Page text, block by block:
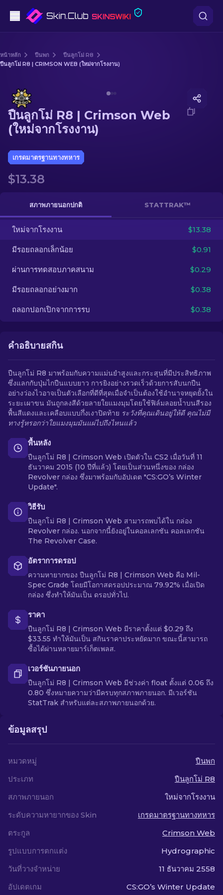
ระดับกลาง
ปืนไรเฟิล
ปืนไรเฟิลซุ่มยิง
ถุงมือ
อื่น ๆ
TH
หน้าหลัก ปืนพก
ปืนลูกโม่ R8
ปืนลูกโม่ R8 | CRIMSON WEB (ใหม่จากโรงงาน)
ปืนลูกโม่ R8 | Crimson Web
(ใหม่จากโรงงาน)
เกรดมาตรฐานทางทหาร
$13.38
สภาพภายนอกปกติ STATTRAK™
ใหม่จากโรงงาน $13.38
มีรอยถลอกเล็กน้อย $0.91
ผ่านการทดสอบภาคสนาม $0.29
มีรอยถลอกอย่างมาก $0.38
ถลอกปอกเปิกจากการรบ $0.38
คำอธิบายสกิน
ปืนลูกโม่ R8 มาพร้อมกับความแม่นยำสูงและกระสุนที่มีประสิทธิภาพ
ซึ่งแลกกับปุ่มไกปืนแบบยาว การยิงอย่างรวดเร็วด้วยการสับนกปืน
อย่างว่องไวอาจเป็นตัวเลือกที่ดีที่สุดเมื่อจำเป็นต้องใช้อำนาจหยุดยั้งใน
ระยะเผาขน มันถูกลงสีด้วยลายใยแมงมุมโดยใช้ฟิล์มลอยน้ำบนสีรอง
พื้นสีแดงและเคลือบแบบกึ่งเงาปิดท้าย ระวังที่คุณเดินอยู่ให้ดี คุณไม่มี
ทางรู้หรอกว่าใยแมงมุมมันแผ่ไปถึงไหนแล้ว
พื้นหลัง
ปืนลูกโม่ R8 | Crimson Web เปิดตัวใน CS2 เมื่อวันที่ 11
ธันวาคม 2015 (10 ปีที่แล้ว) โดยเป็นส่วนหนึ่งของ กล่อง
Revolver กล่อง ซึ่งมาพร้อมกับอัปเดต "CS:GO’s Winter
Update".
วิธีรับ
ปืนลูกโม่ R8 | Crimson Web สามารถพบได้ใน กล่อง
Revolver กล่อง. นอกจากนี้ยังอยู่ในคอลเลกชัน คอลเลกชัน
The Revolver Case.
อัตราการดรอป
ความหายากของ ปืนลูกโม่ R8 | Crimson Web คือ Mil-
Spec Grade โดยมีโอกาสดรอปประมาณ 79.92% เมื่อเปิด
กล่อง ซึ่งทำให้มันเป็น ดรอปทั่วไป.
ราคา
ปืนลูกโม่ R8 | Crimson Web มีราคาตั้งแต่ $0.29 ถึง
$33.55 ทำให้มันเป็น สกินราคาประหยัดมาก ขณะนี้สามารถ
ซื้อได้ผ่านหลายมาร์เก็ตเพลส.
เวอร์ชันภายนอก
ปืนลูกโม่ R8 | Crimson Web มีช่วงค่า float ตั้งแต่ 0.06 ถึง
0.80 ซึ่งหมายความว่ามีครบทุกสภาพภายนอก. มีเวอร์ชัน
StatTrak สำหรับแต่ละสภาพภายนอกด้วย.
ข้อมูลสรุป
หมวดหมู่
ปืนพก
ประเภท
ปืนลูกโม่ R8
สภาพภายนอก
ใหม่จากโรงงาน
ระดับความหายากของ Skin
เกรดมาตรฐานทางทหาร
ตระกูล
Crimson Web
รูปแบบการตกแต่ง
Hydrographic
วันที่วางจำหน่าย
11 ธันวาคม 2558
อัปเดตเกม
CS:GO’s Winter Update